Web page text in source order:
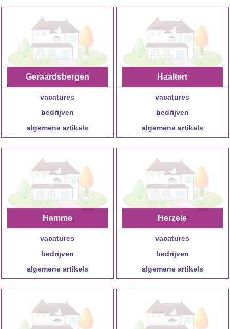
Geraardsbergen
vacatures
bedrijven
algemene artikels
Haaltert
vacatures
bedrijven
algemene artikels
Hamme
vacatures
bedrijven
algemene artikels
Herzele
vacatures
bedrijven
algemene artikels